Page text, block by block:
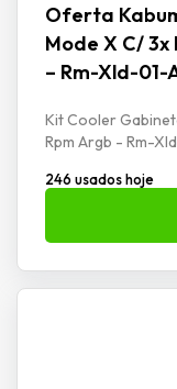
Oferta
Mode X C/ 3x
– Rm-Xld-01-
Kit Cooler
Rpm Argb - Rm-
246 usados hoje